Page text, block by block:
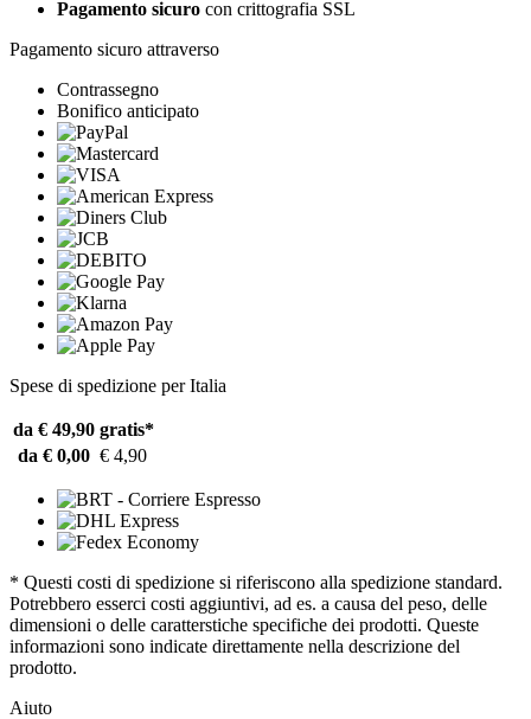
Pagamento sicuro con crittografia SSL
Pagamento sicuro attraverso
Contrassegno
Bonifico anticipato
Spese di spedizione per Italia
da € 49,90 gratis*
da € 0,00 € 4,90
* Questi costi di spedizione si riferiscono alla spedizione standard.
Potrebbero esserci costi aggiuntivi, ad es. a causa del peso, delle
dimensioni o delle caratterstiche specifiche dei prodotti. Queste
informazioni sono indicate direttamente nella descrizione del
prodotto.
Aiuto